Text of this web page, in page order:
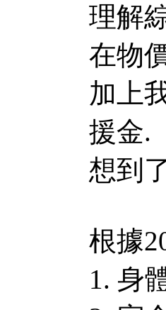
理解
在物
加上
援金.
想到
根據
1. 身